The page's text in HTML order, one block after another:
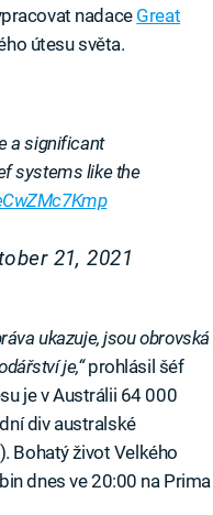
nadace Great
útesu světa.
a significant
systems like the
21, 2021
ukazuje, jsou obrovská
je,“prohlásil šéf
je v Austrálii 64 000
div australské
Bohatý život Velkého
dnes ve 20:00 na Prima